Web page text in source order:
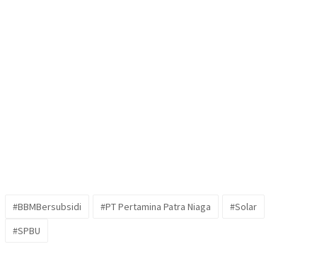
#BBMBersubsidi #PT Pertamina Patra Niaga
#Solar
#SPBU